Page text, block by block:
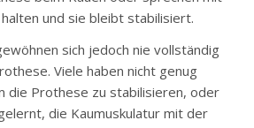
und sie bleibt stabilisiert.
sich jedoch nie vollständig
Viele haben nicht genug
die Prothese zu stabilisieren, oder
die Kaumuskulatur mit der